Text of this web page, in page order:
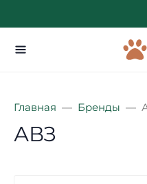
Главная Бренды
АВЗ